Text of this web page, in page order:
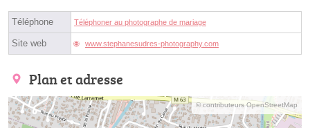
Téléphone Téléphoner au photographe de mariage
Site web www.stephanesudres-photography.com
Plan et adresse
© contributeurs OpenStreetMap